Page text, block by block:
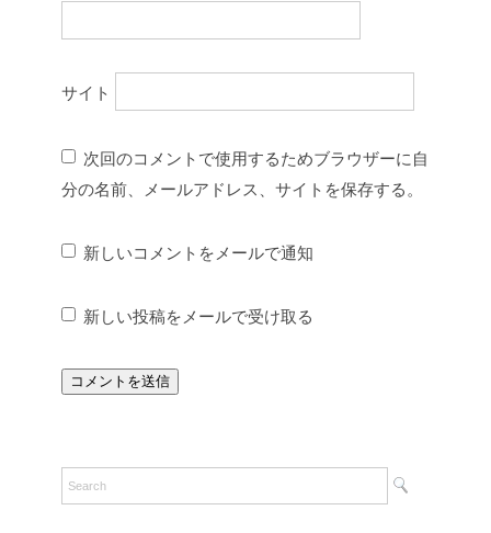
サイト
次回のコメントで使用するためブラウザーに自
分の名前、メールアドレス、サイトを保存する。
新しいコメントをメールで通知
新しい投稿をメールで受け取る